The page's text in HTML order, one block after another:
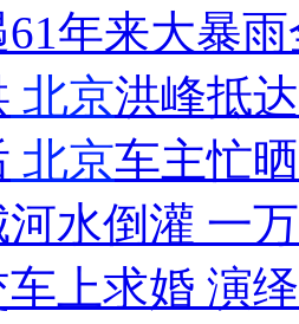
回应
霸凌主义
片面不公正
车
年来大暴
北京洪峰抵
北京车主忙
水倒灌 一
上求婚 演